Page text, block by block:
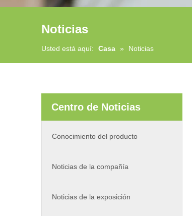
Noticias
Usted está aquí: Casa » Noticias
Centro de Noticias
Conocimiento del producto
Noticias de la compañía
Noticias de la exposición